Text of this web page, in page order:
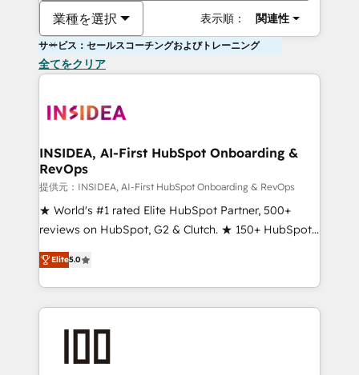
業種を選択 表示順： 関連性
サービス：セールスコーチングおよびトレーニング
全てをクリア
INSIDEA, AI-First HubSpot Onboarding &
RevOps
提供元：INSIDEA, AI-First HubSpot Onboarding & RevOps
★ World's #1 rated Elite HubSpot Partner, 500+
reviews on HubSpot, G2 & Clutch. ★ 150+ HubSpot
Certified Experts & Trainers across the team ★
1,500+ implementations across five continents ★ AI-
First, RevOps-led, Onboarding obsessed ★
Company of the Year 2024/25 INSIDEA helps
and build AI-powered workflows that drive adoption
Elite5.0